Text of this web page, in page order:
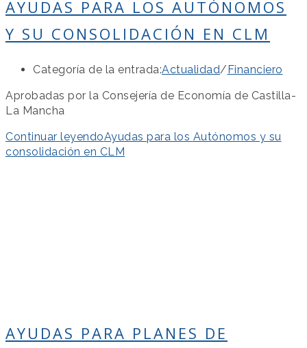
AYUDAS PARA LOS AUTÓNOMOS
Y SU CONSOLIDACIÓN EN CLM
Categoría de la entrada:Actualidad/Financiero
Aprobadas por la Consejería de Economía de Castilla-
La Mancha
Continuar leyendoAyudas para los Autónomos y su
consolidación en CLM
AYUDAS PARA PLANES DE